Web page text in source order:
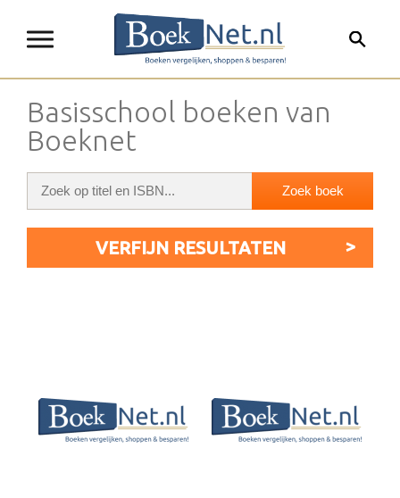
Basisschool boeken van
Boeknet
VERFIJN RESULTATEN